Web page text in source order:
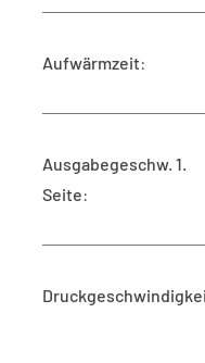
Aufwärmzeit:
Ausgabegeschw. 1.
Seite: